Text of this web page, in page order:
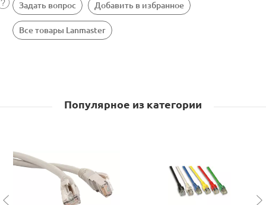
Задать вопрос Добавить в избранное
Все товары Lanmaster
Популярное из категории